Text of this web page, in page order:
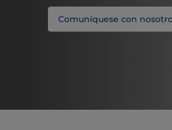
Comuníquese con